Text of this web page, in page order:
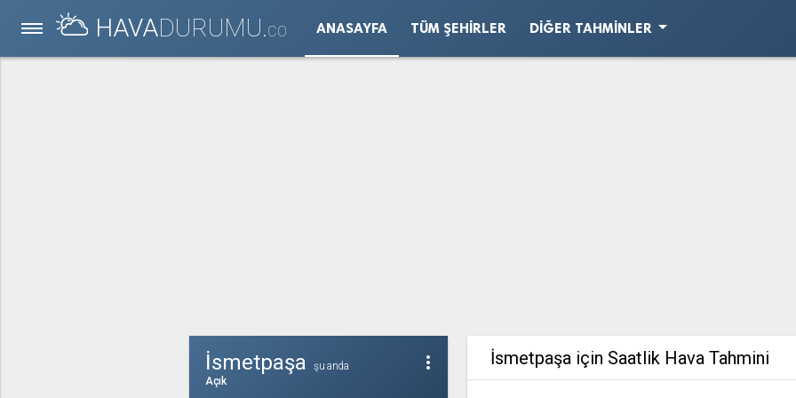
HAVADURUMU.CO ANASAYFA TÜM ŞEHIRLER DIĞER TAHMINLERarrow_drop_down
more_vert
İsmetpaşa
şu anda
Açık
İsmetpaşa için Saatlik Hava Tahmini